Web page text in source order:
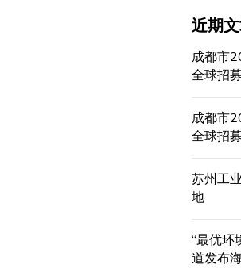
近期
成都市
全球招募
成都市
全球招募
苏州工
地
“最优环
道发布